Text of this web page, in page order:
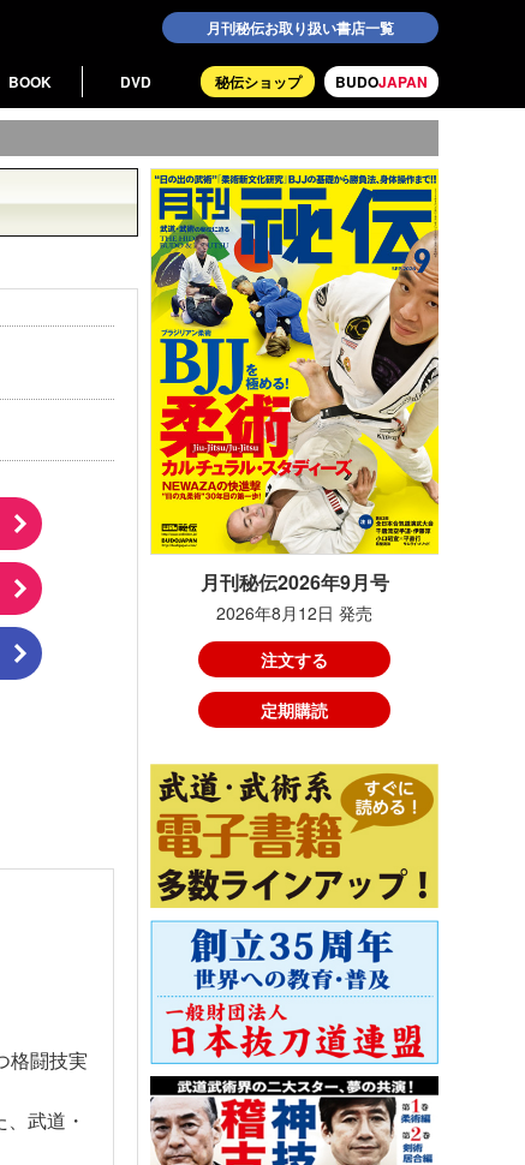
月刊秘伝お取り扱い書店一覧
BUDOJAPAN
秘伝ショップ
BOOK DVD
格闘技実
武道・
月刊秘伝2026年9月号
2026年8月12日 発売
注文する
定期購読